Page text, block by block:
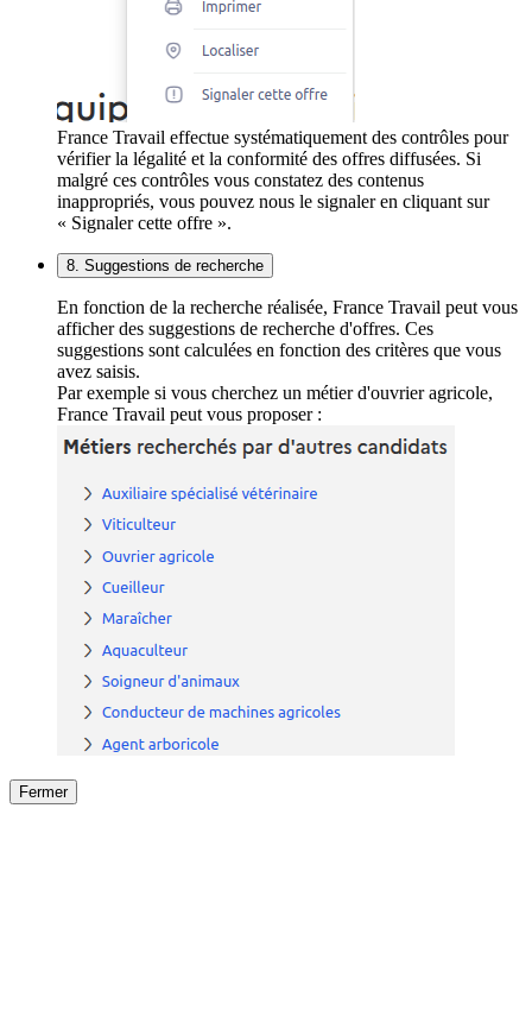
France Travail effectue systématiquement des contrôles pour
vérifier la légalité et la conformité des offres diffusées. Si
malgré ces contrôles vous constatez des contenus
inappropriés, vous pouvez nous le signaler en cliquant sur
« Signaler cette offre ».
8. Suggestions de recherche
En fonction de la recherche réalisée, France Travail peut vous
afficher des suggestions de recherche d'offres. Ces
suggestions sont calculées en fonction des critères que vous
avez saisis.
Par exemple si vous cherchez un métier d'ouvrier agricole,
France Travail peut vous proposer :
Fermer